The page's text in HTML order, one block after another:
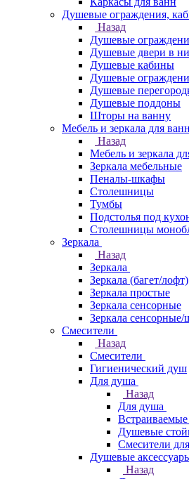
Душевые ограждения,
Назад
Душевые
Душевые двери в
Душевые кабины
Душевые
Душевые
Душевые поддоны
Шторы на ванну
Мебель и зеркала для
Назад
Мебель и зеркала
Зеркала мебельные
Пеналы-шкафы
Столешницы
Тумбы
Подстолья под
Столешницы
Зеркала
Назад
Зеркала
Зеркала (багет/лофт)
Зеркала простые
Зеркала сенсорные
Зеркала
Смесители
Назад
Смесители
Гигиенический душ
Для душа
Назад
Для душа
Душевые
Смесители
Душевые
Назад